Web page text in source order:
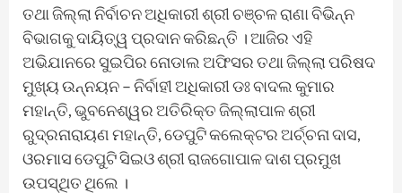
ତଥା ଜିଲ୍ଲା ନିର୍ବାଚନ ଅଧିକାରୀ ଶ୍ରୀ ଚଞ୍ଚଳ ରାଣା ବିଭିନ୍ନ
ବିଭାଗକୁ ଦାୟିତ୍ୱ ପ୍ରଦାନ କରିଛନ୍ତି । ଆଜିର ଏହି
ଅଭିଯାନରେ ସୁଇପିର ନୋଡାଲ ଅଫିସର ତଥା ଜିଲ୍ଲା ପରିଷଦ
ମୁଖ୍ୟ ଉନ୍ନୟନ – ନିର୍ବାହୀ ଅଧିକାରୀ ଡଃ ବାଦଲ କୁମାର
ମହାନ୍ତି, ଭୁବନେଶ୍ୱର ଅତିରିକ୍ତ ଜିଲ୍ଲାପାଳ ଶ୍ରୀ
ରୁଦ୍ରନାରାୟଣ ମହାନ୍ତି, ଡେପୁଟି କଲେକ୍ଟର ଅର୍ଚ୍ଚନା ଦାସ,
ଓରମାସ ଡେପୁଟି ସିଇଓ ଶ୍ରୀ ରାଜଗୋପାଳ ଦାଶ ପ୍ରମୁଖ
ଉପସ୍ଥିତ ଥିଲେ ।